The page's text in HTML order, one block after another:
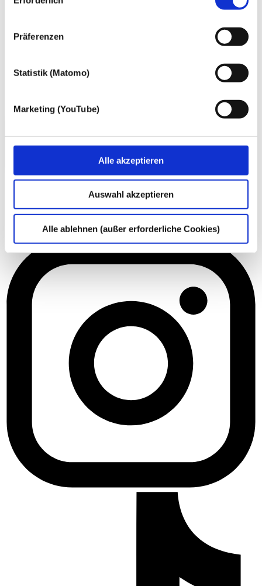
Präferenzen
Statistik (Matomo)
Marketing (YouTube)
Alle akzeptieren
Auswahl akzeptieren
Alle ablehnen (außer erforderliche Cookies)